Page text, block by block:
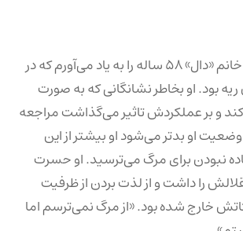
من آخرین جلسه خانم «دال» ۵۸ ساله را به یاد می‌آورم که در
بود. او بخاطر نشانگانی که به صورت
و بر عملکردش تاثیر می‌گذاشت مراجعه
او بدتر می‌شود او بیشتر از این
نبودن برای مرگ می‌ترسید. او حسرت
را داشت و از لذت بردن از ظرفیت
خارج شده بود. «از مرگ نمی‌ترسم اما